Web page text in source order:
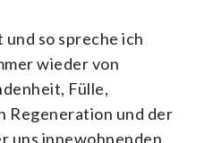
und so spreche ich
wieder von
Fülle,
Regeneration und der
uns innewohnenden